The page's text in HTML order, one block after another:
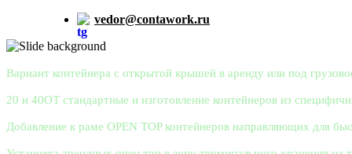
vedor@contawork.ru
Вариант контейнера с открытой крышей в аренду или под
20 и 40OT стандартные и изготовление контейнеров из
Добавление к раме OPEN TOP контейнеров направляющих для